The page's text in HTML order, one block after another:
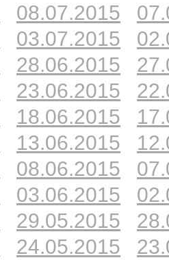
08.07.2015
03.07.2015
28.06.2015
23.06.2015
18.06.2015
13.06.2015
08.06.2015
03.06.2015
29.05.2015
24.05.2015